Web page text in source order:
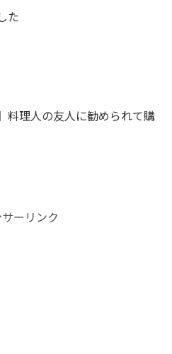
た
料理人の友人に勧められて購
ーリンク